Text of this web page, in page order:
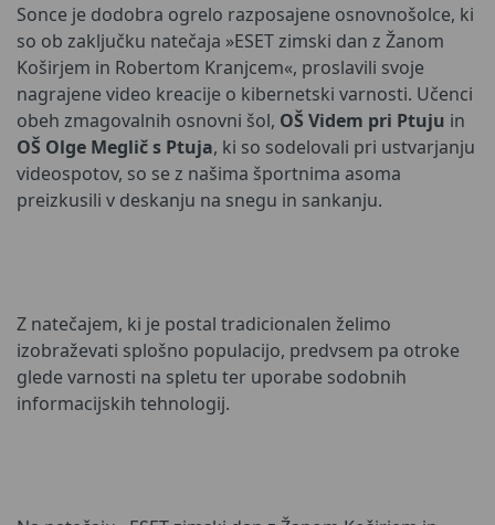
Sonce je dodobra ogrelo razposajene osnovnošolce, ki
so ob zaključku natečaja »ESET zimski dan z Žanom
Koširjem in Robertom Kranjcem«, proslavili svoje
nagrajene video kreacije o kibernetski varnosti. Učenci
obeh zmagovalnih osnovni šol, OŠ Videm pri Ptuju in
OŠ Olge Meglič s Ptuja, ki so sodelovali pri ustvarjanju
videospotov, so se z našima športnima asoma
preizkusili v deskanju na snegu in sankanju.
Z natečajem, ki je postal tradicionalen želimo
izobraževati splošno populacijo, predvsem pa otroke
glede varnosti na spletu ter uporabe sodobnih
informacijskih tehnologij.